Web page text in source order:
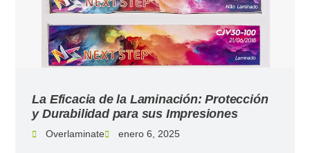
La Eficacia de la Laminación: Protección
y Durabilidad para sus Impresiones
Overlaminate enero 6, 2025